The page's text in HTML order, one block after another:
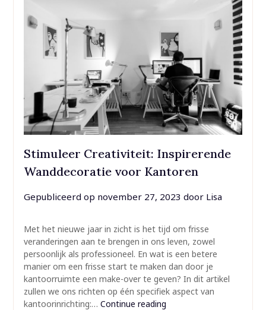
Stimuleer Creativiteit: Inspirerende
Wanddecoratie voor Kantoren
Gepubliceerd op november 27, 2023 door Lisa
Met het nieuwe jaar in zicht is het tijd om frisse
veranderingen aan te brengen in ons leven, zowel
persoonlijk als professioneel. En wat is een betere
manier om een frisse start te maken dan door je
kantoorruimte een make-over te geven? In dit artikel
zullen we ons richten op één specifiek aspect van
kantoorinrichting:… Continue reading